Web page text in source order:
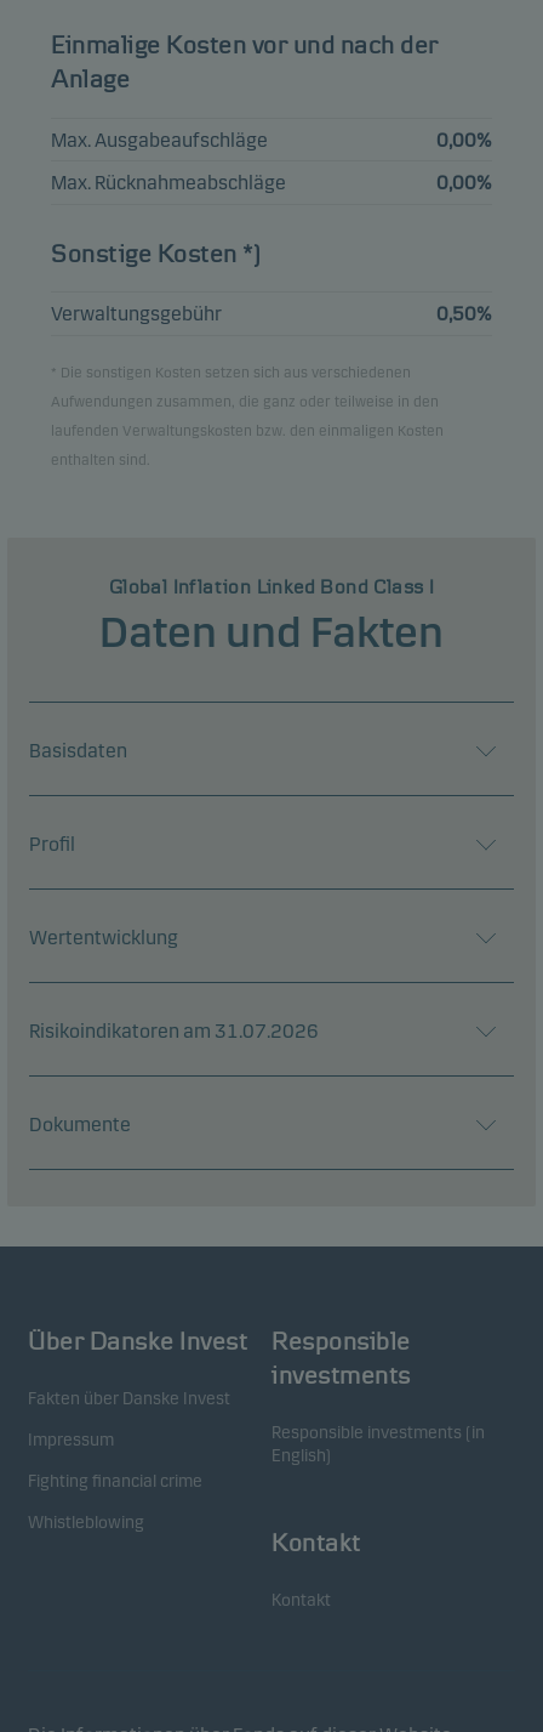
21.11.2027
I/L BOND 0.1%
15.04.2033
3,63%
30.11.2036
Hinweis: Alle Bestandsangaben sind um 1 Monat verzögert.
Einmalige Kosten vor und nach der
Anlage
Max. Ausgabeaufschläge
0,00%
Max. Rücknahmeabschläge
0,00%
Sonstige Kosten *)
Verwaltungsgebühr 0,50%
* Die sonstigen Kosten setzen sich aus verschiedenen
Aufwendungen zusammen, die ganz oder teilweise in den
laufenden Verwaltungskosten bzw. den einmaligen Kosten
enthalten sind.
Global Inflation Linked Bond Class I
Daten und Fakten
Basisdaten
Profil
Wertentwicklung
Risikoindikatoren am 31.07.2026
Dokumente
Über Danske Invest
Fakten über Danske Invest
Impressum
Fighting financial crime
Whistleblowing
Responsible
investments
Responsible investments (in
English)
Kontakt
Kontakt